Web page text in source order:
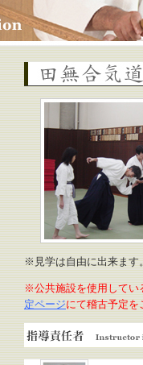
西東京市 田無合気
※見学は自由に出来ます
※公共施設を使用してい
定ページにて稽古予定を
指導責任者